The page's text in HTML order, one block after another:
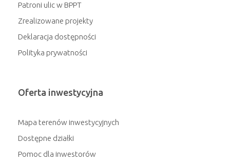
Patroni ulic w BPPT
Zrealizowane projekty
Deklaracja dostępności
Polityka prywatności
Oferta inwestycyjna
Mapa terenów inwestycyjnych
Dostępne działki
Pomoc dla inwestorów